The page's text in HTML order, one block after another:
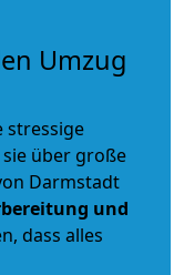
Umzug
stressige
über große
Darmstadt
und
dass alles